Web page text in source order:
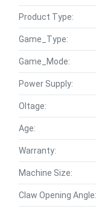
Product Type:
Game_Type:
Game_Mode:
Power Supply:
Oltage:
Age:
Warranty:
Machine Size:
Claw Opening Angle: